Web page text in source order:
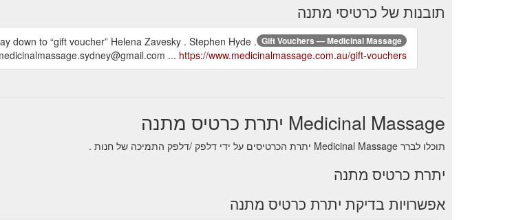
תובנות של כרטיסי מתנה
Gift Vouchers — Medicinal Massage
down to “gift voucher” Helena Zavesky . Stephen Hyde .
... https://www.medicinalmassage.com.au/gift-vouchers
Medicinal Massage יתרת כרטיס מתנה
תוכלו לברר Medicinal Massage יתרת הכרטיסים על ידי דלפק /דלפק התמיכה של חנות .
יתרת כרטיס מתנה
אפשרויות בדיקת יתרת כרטיס מתנה